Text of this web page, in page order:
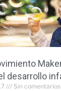
desarrollo
Sin comentarios